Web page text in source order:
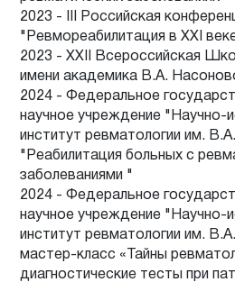
2023 - III Российская
"Ревмореабилитация в XXI
2023 - XXII Всероссийская
имени академика В.А.
2024 - Федеральное
научное учреждение "Научно-
институт ревматологии им.
"Реабилитация больных с
заболеваниями "
2024 - Федеральное
научное учреждение "Научно-
институт ревматологии им.
мастер-класс «Тайны
диагностические тесты при